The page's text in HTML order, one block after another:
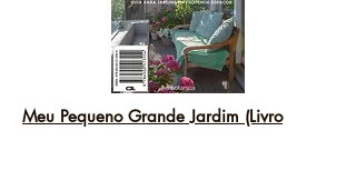
Meu Pequeno Grande Jardim (Livro